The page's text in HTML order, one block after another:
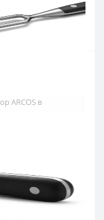
ARCOS в